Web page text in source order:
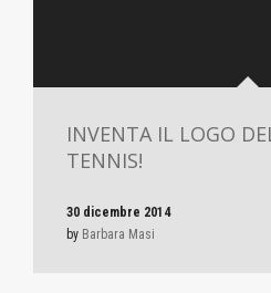
INVENTA IL LOGO
TENNIS!
30 dicembre 2014
by Barbara Masi